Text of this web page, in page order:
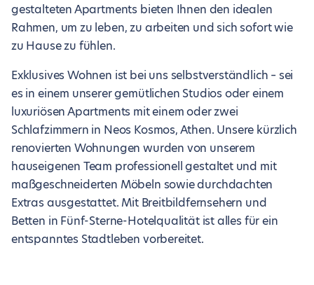
gestalteten Apartments bieten Ihnen den idealen
Rahmen, um zu leben, zu arbeiten und sich sofort wie
zu Hause zu fühlen.
Exklusives Wohnen ist bei uns selbstverständlich – sei
es in einem unserer gemütlichen Studios oder einem
luxuriösen Apartments mit einem oder zwei
Schlafzimmern in Neos Kosmos, Athen. Unsere kürzlich
renovierten Wohnungen wurden von unserem
hauseigenen Team professionell gestaltet und mit
maßgeschneiderten Möbeln sowie durchdachten
Extras ausgestattet. Mit Breitbildfernsehern und
Betten in Fünf-Sterne-Hotelqualität ist alles für ein
entspanntes Stadtleben vorbereitet.